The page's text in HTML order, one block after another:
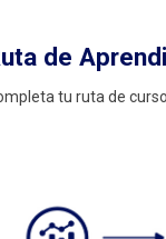
de
tu ruta de